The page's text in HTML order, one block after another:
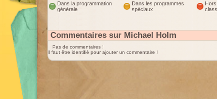
Dans la programmation
générale
Dans les programmes
spéciaux
Hors
Commentaires sur Michael Holm
Pas de commentaires !
Il faut être identifié pour ajouter un commentaire !